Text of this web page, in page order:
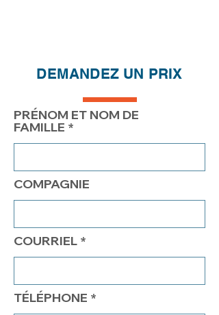
PRIX 280.00$ 230.00$ 201.50$
DEMANDEZ UN PRIX
PRÉNOM ET NOM DE
FAMILLE
COMPAGNIE
COURRIEL
TÉLÉPHONE